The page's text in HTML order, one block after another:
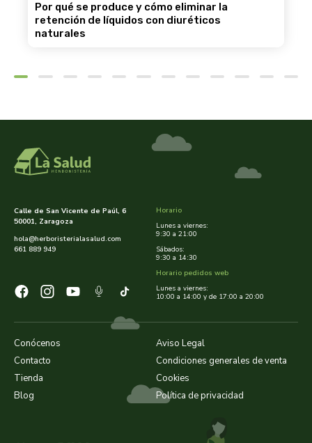
por qué se produce y cómo eliminar la
retención de líquidos con diuréticos
naturales
Calle de San Vicente de Paúl, 6
50001, Zaragoza
hola@herboristerialasalud.com
661 889 949
Conócenos
Contacto
Tienda
Blog
Aviso Legal
Condiciones generales de venta
Cookies
Política de privacidad
Horario
Lunes a viernes:
9:30 a 21:00
Sábados:
9:30 a 14:30
Horario pedidos web
Lunes a viernes:
10:00 a 14:00 y de 17:00 a 20:00